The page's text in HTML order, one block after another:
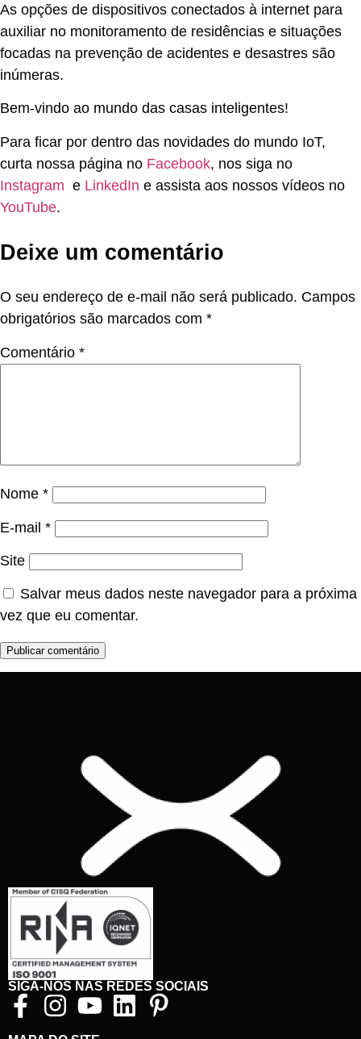
As opções de dispositivos conectados à internet para
auxiliar no monitoramento de residências e situações
focadas na prevenção de acidentes e desastres são
inúmeras.
Bem-vindo ao mundo das casas inteligentes!
Para ficar por dentro das novidades do mundo IoT,
curta nossa página no Facebook, nos siga no
Instagram e LinkedIn e assista aos nossos vídeos no
YouTube.
Deixe um comentário
O seu endereço de e-mail não será publicado. Campos
obrigatórios são marcados com *
Comentário *
Nome *
E-mail *
Site
Salvar meus dados neste navegador para a próxima
vez que eu comentar.
SIGA-NOS NAS REDES SOCIAIS